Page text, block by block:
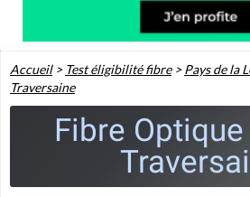
Accueil> Test éligibilité fibre>Pays de la
Traversaine
Fibre